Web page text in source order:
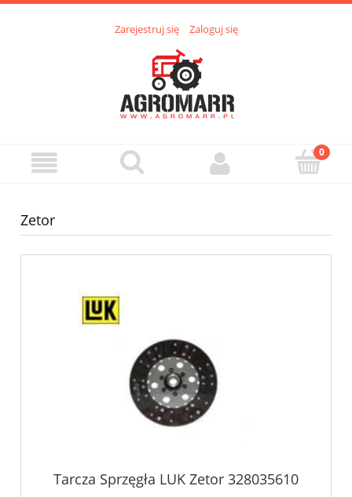
Zarejestruj się Zaloguj się
Zetor
Tarcza Sprzęgła LUK Zetor 328035610